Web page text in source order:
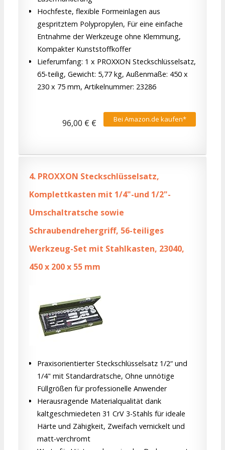
Hochfeste, flexible Formeinlagen aus
gespritztem Polypropylen, Für eine einfache
Entnahme der Werkzeuge ohne Klemmung,
Kompakter Kunststoffkoffer
Lieferumfang: 1 x PROXXON Steckschlüsselsatz,
65-teilig, Gewicht: 5,77 kg, Außenmaße: 450 x
230 x 75 mm, Artikelnummer: 23286
Bei Amazon.de kaufen*
96,00 € €
4. PROXXON Steckschlüsselsatz,
Komplettkasten mit 1/4"-und 1/2"-
Umschaltratsche sowie
Schraubendrehergriff, 56-teiliges
Werkzeug-Set mit Stahlkasten, 23040,
450 x 200 x 55 mm
Praxisorientierter Steckschlüsselsatz 1/2“ und
1/4" mit Standardratsche, Ohne unnötige
Füllgrößen für professionelle Anwender
Herausragende Materialqualität dank
kaltgeschmiedeten 31 CrV 3-Stahls für ideale
Härte und Zähigkeit, Zweifach vernickelt und
matt-verchromt